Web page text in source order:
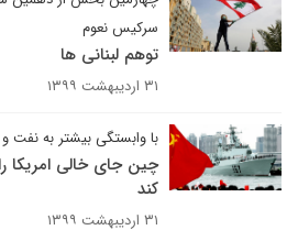
سرکیس نعوم
توهم لبنانی ها
۳۱ اردیبهشت ۱۳۹۹
با وابستگی بیشتر به نفت
چین جای خالی
کند
۳۱ اردیبهشت ۱۳۹۹